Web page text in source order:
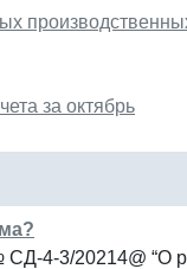
за октябрь
4-3/20214@ “О